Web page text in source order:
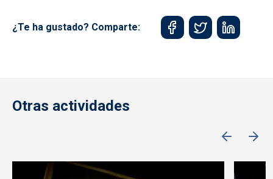
¿Te ha gustado? Comparte:
Otras actividades